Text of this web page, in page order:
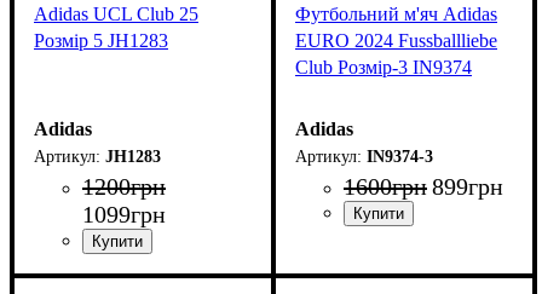
Adidas UCL Club 25
Розмір 5 JH1283
Adidas
JH1283
1200грн
1099грн
Футбольний м'яч Adidas
EURO 2024 Fussballliebe
Club Розмір-3 IN9374
Adidas
IN9374-3
1600грн899грн